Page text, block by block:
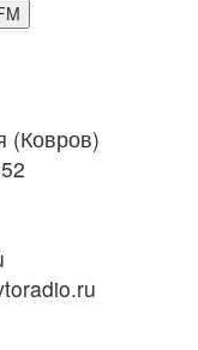
(Ковров)